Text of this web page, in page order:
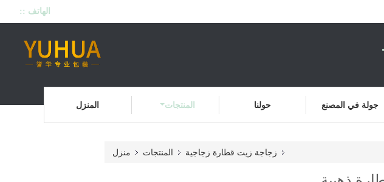
الهاتف ::
المنزل المنتجات حولنا جولة في المصنع
منزل المنتجات زجاجة زيت قطارة زجاجية